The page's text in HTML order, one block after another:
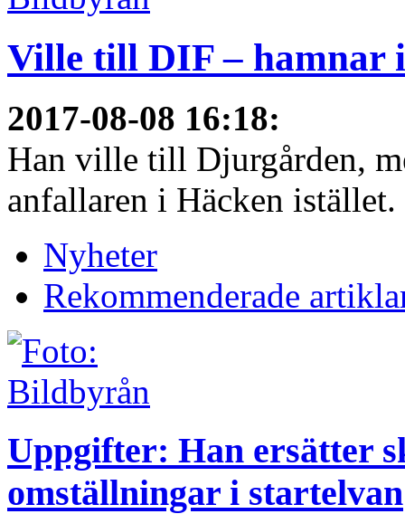
Ville till DIF – hamnar
2017-08-08 16:18:
Han ville till Djurgården,
anfallaren i Häcken
Nyheter
Rekommenderade
Uppgifter: Han ersätter
omställningar i startelvan